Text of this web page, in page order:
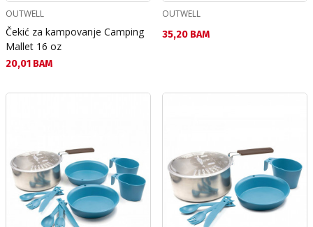
OUTWELL
Čekić za kampovanje Camping
Mallet 16 oz
Текуща цена:
20,01 BAM
OUTWELL
Текуща цена:
35,20 BAM